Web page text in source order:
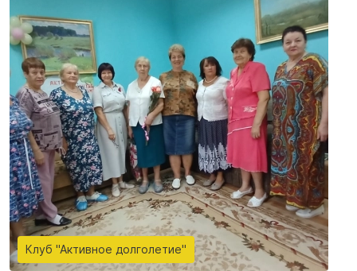
Клуб "Активное долголетие"